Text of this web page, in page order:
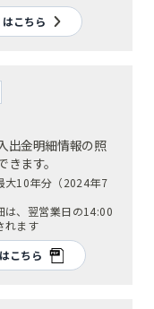
こちら
出金明細情報の照
ます。
大10年分（2024年7
は、翌営業日の14:00
れます
こちら